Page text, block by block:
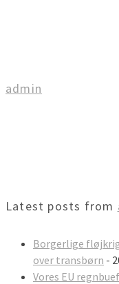
admin
Latest posts from
Borgerlige
over transbørn -
Vores EU